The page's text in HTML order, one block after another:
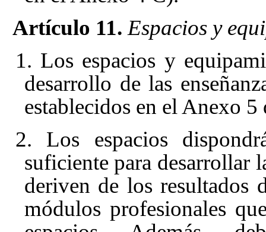
Artículo 11. Espacios y
1. Los espacios y
desarrollo de las
establecidos en el Anexo 5
2. Los espacios
suficiente para desarrollar
deriven de los resultados
módulos profesionales